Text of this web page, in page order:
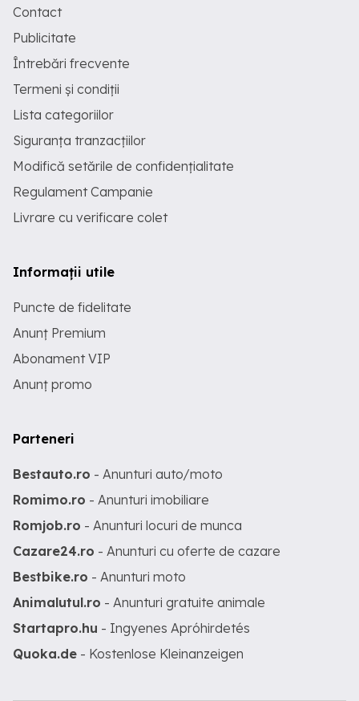
Contact
Publicitate
Întrebări frecvente
Termeni și condiții
Lista categoriilor
Siguranța tranzacțiilor
Modifică setările de confidențialitate
Regulament Campanie
Livrare cu verificare colet
Informații utile
Puncte de fidelitate
Anunț Premium
Abonament VIP
Anunț promo
Parteneri
Bestauto.ro - Anunturi auto/moto
Romimo.ro - Anunturi imobiliare
Romjob.ro - Anunturi locuri de munca
Cazare24.ro - Anunturi cu oferte de cazare
Bestbike.ro - Anunturi moto
Animalutul.ro - Anunturi gratuite animale
Startapro.hu - Ingyenes Apróhirdetés
Quoka.de - Kostenlose Kleinanzeigen